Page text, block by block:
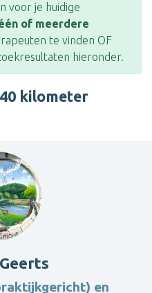
voor je huidige
of meerdere
te vinden OF
hieronder.
kilometer
en